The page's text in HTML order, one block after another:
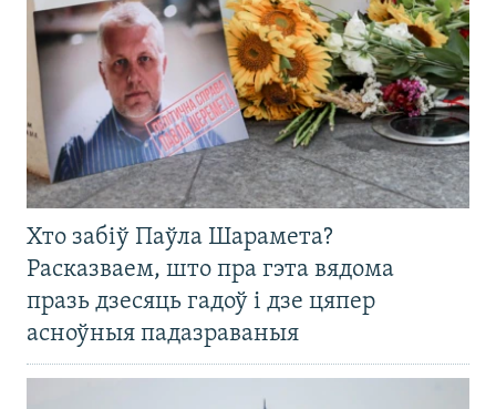
Хто забіў Паўла Шарамета?
Расказваем, што пра гэта вядома
празь дзесяць гадоў і дзе цяпер
асноўныя падазраваныя